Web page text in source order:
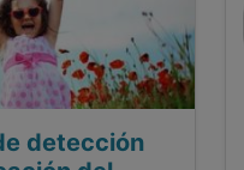
detección